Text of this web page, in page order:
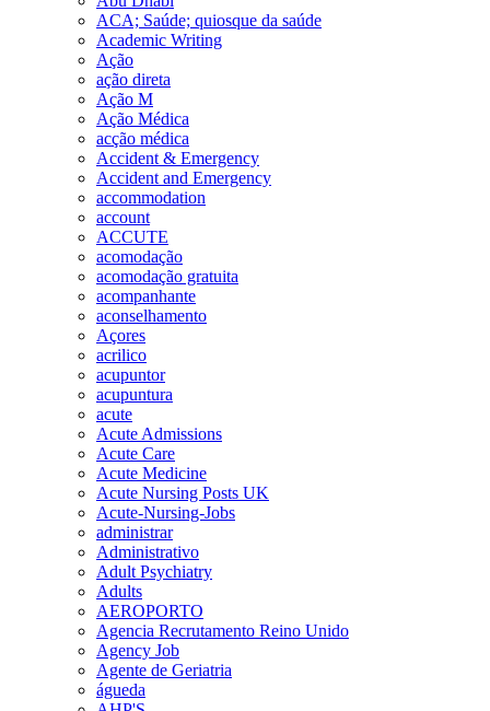
ACA; Saúde; quiosque da saúde
Academic Writing
Ação
ação direta
Ação M
Ação Médica
acção médica
Accident & Emergency
Accident and Emergency
accommodation
account
ACCUTE
acomodação
acomodação gratuita
acompanhante
aconselhamento
Açores
acrilico
acupuntor
acupuntura
acute
Acute Admissions
Acute Care
Acute Medicine
Acute Nursing Posts UK
Acute-Nursing-Jobs
administrar
Administrativo
Adult Psychiatry
Adults
AEROPORTO
Agencia Recrutamento Reino Unido
Agency Job
Agente de Geriatria
águeda